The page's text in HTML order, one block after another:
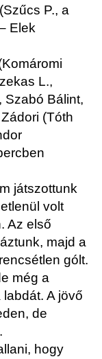
P., a
Elek
L.,
Szabó Bálint,
(Tóth
játszottunk
volt
Az első
majd a
gólt.
még a
A jövő
de
hogy